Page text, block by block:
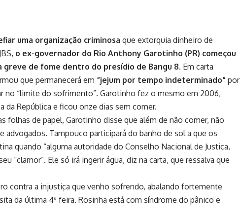
uma organização criminosa que extorquia dinheiro de
o ex-governador do Rio Anthony Garotinho (PR) começou
greve de fome dentro do presídio de Bangu 8. Em carta
que permanecerá em “jejum por tempo indeterminado” por
no “limite do sofrimento”. Garotinho fez o mesmo em 2006,
da República e ficou onze dias sem comer.
folhas de papel, Garotinho disse que além de não comer, não
advogados. Tampouco participará do banho de sol a que os
quando “alguma autoridade do Conselho Nacional de Justiça,
“clamor”. Ele só irá ingerir água, diz na carta, que ressalva que
contra a injustiça que venho sofrendo, abalando fortemente
da última 4ª feira. Rosinha está com síndrome do pânico e